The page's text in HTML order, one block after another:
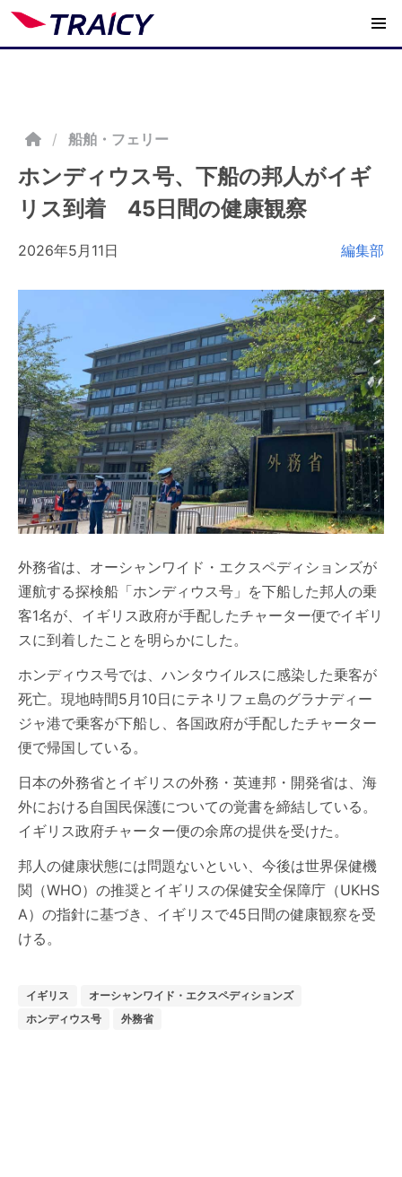
/ 船舶・フェリー
ホンディウス号、下船の邦人がイギ
リス到着 45日間の健康観察
2026年5月11日 編集部
外務省は、オーシャンワイド・エクスペディションズが
運航する探検船「ホンディウス号」を下船した邦人の乗
客1名が、イギリス政府が手配したチャーター便でイギリ
スに到着したことを明らかにした。
ホンディウス号では、ハンタウイルスに感染した乗客が
死亡。現地時間5月10日にテネリフェ島のグラナディー
ジャ港で乗客が下船し、各国政府が手配したチャーター
便で帰国している。
日本の外務省とイギリスの外務・英連邦・開発省は、海
外における自国民保護についての覚書を締結している。
イギリス政府チャーター便の余席の提供を受けた。
邦人の健康状態には問題ないといい、今後は世界保健機
関（WHO）の推奨とイギリスの保健安全保障庁（UKHS
A）の指針に基づき、イギリスで45日間の健康観察を受
ける。
イギリス
オーシャンワイド・エクスペディションズ
ホンディウス号
外務省